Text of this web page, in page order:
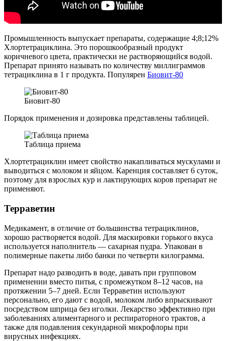
Промышленность выпускает препараты, содержащие 4;8;12%
Хлортетрациклина. Это порошкообразный продукт
коричневого цвета, практически не растворяющийся водой.
Препарат принято называть по количеству миллиграммов
тетрациклина в 1 г продукта. Популярен Биовит-80
Биовит-80
Порядок применения и дозировка представлены таблицей.
Таблица приема
Хлортетрациклин имеет свойство накапливаться мускулами и
выводиться с молоком и яйцом. Каренция составляет 6 суток,
поэтому для взрослых кур и лактирующих коров препарат не
применяют.
Терраветин
Медикамент, в отличие от большинства тетрациклинов,
хорошо растворяется водой. Для маскировки горького вкуса
используется наполнитель — сахарная пудра. Упакован в
полимерные пакеты либо банки по четверти килограмма.
Препарат надо разводить в воде, давать при групповом
применении вместо питья, с промежутком 8–12 часов, на
протяжении 5–7 дней. Если Терраветин используют
персонально, его дают с водой, молоком либо впрыскивают
посредством шприца без иголки. Лекарство эффективно при
заболеваниях алиментарного и респираторного трактов, а
также для подавления секундарной микрофлоры при
вирусных инфекциях.